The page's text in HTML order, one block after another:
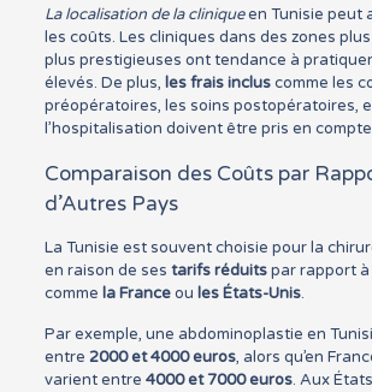
La localisation de la cliniqueen Tunisie peut
les coûts. Les cliniques dans des zones
plus prestigieuses ont tendance à
élevés. De plus, les frais incluscomme les
préopératoires, les soins postopératoires,
l’hospitalisation doivent être pris en
Comparaison des Coûts par
d’Autres Pays
La Tunisie est souvent choisie pour la
en raison de ses tarifs réduitspar rapport à
comme la Franceou les États-Unis.
Par exemple, une abdominoplastie en
entre 2000 et 4000 euros, alors qu’en
varient entre 4000 et 7000 euros. Aux